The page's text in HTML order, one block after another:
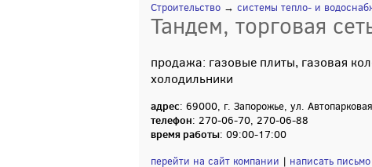
Строительство → системы тепло- и
Тандем, торговая
продажа: газовые плиты, газовая
холодильники
адрес: 69000, г. Запорожье, ул.
телефон: 270-06-70, 270-06-88
время работы: 09:00-17:00
перейти на сайт компании | написать